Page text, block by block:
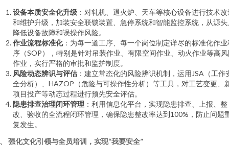
设备本质安全化升级 ：对轧机、退火炉、天车等核心设备进行技术
和维护升级，加装安全联锁装置、急停系统和智能监控系统，从源头
降低设备故障和误操作风险。
作业流程标准化：为每一道工序、每一个岗位制定详尽的标准化作业
序（SOP），特别是针对吊装作业、有限空间作业、动火作业等高
作业，实行严格的审批和监护制度。
风险动态辨识与评估 ：建立常态化的风险辨识机制，运用JSA（工作
全分析）、HAZOP（危险与可操作性分析）等工具，对工艺变更、
项目投产等动态过程进行预先安全评估。
隐患排查治理闭环管理 ：利用信息化平台，实现隐患排查、上报、整
改、验收的全流程闭环管理，确保隐患整改率达到100%，防止问题
复发生。
强化文化引领与全员培训，实现“我要安全”